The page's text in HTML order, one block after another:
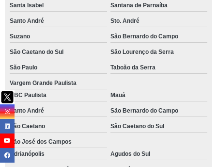
Santa Isabel Santana de Parnaíba
Santo André Sto. André
Suzano São Bernardo do Campo
São Caetano do Sul São Lourenço da Serra
São Paulo Taboão da Serra
Vargem Grande Paulista
ABC Paulista
Mauá
Santo André São Bernardo do Campo
São Caetano São Caetano do Sul
São José dos Campos
Adrianópolis
Agudos do Sul